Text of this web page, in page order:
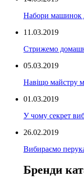
Набори машинок
11.03.2019
Стрижемо
05.03.2019
Навіщо майстру
01.03.2019
У чому секрет
26.02.2019
Вибираємо
Бренди